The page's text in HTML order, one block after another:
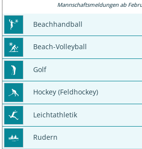
Mannschaftsmeldungen ab
Beachhandball
Beach-Volleyball
Golf
Hockey (Feldhockey)
Leichtathletik
Rudern